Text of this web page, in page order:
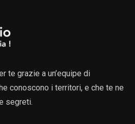
te grazie a un’equipe di
conoscono i territori, e che te ne
segreti.